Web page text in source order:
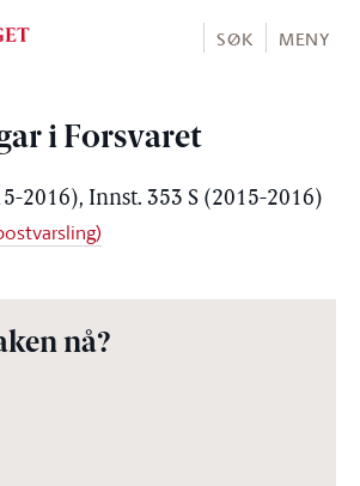
SØK MENY
i Forsvaret
2016), Innst. 353 S (2015-2016)
nå?